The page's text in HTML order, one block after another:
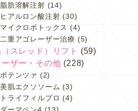
脂肪溶解注射 (14)
ヒアルロン酸注射 (30)
マイクロボトックス (4)
二重アゴレーザー治療 (5)
スレッド）リフト
(59)
ザー・その他 (228)
ポテンツァ (2)
美肌エクソソーム (3)
トライフィルプロ (4)
ダーマペン4 (13)